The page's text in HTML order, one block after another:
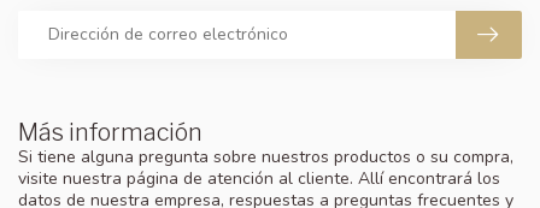
Más información
Si tiene alguna pregunta sobre nuestros productos o su compra,
visite nuestra página de atención al cliente. Allí encontrará los
datos de nuestra empresa, respuestas a preguntas frecuentes y